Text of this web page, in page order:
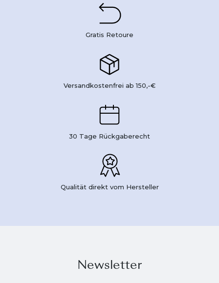
Gratis Retoure
Versandkostenfrei ab 150,-€
30 Tage Rückgaberecht
Qualität direkt vom Hersteller
Newsletter